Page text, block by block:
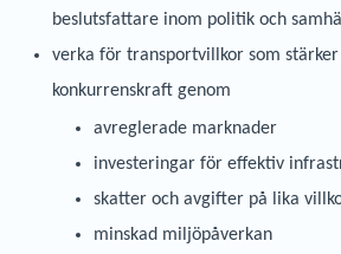
beslutsfattare inom politik och
verka för transportvillkor som
konkurrenskraft genom
avreglerade marknader
investeringar för effektiv
skatter och avgifter på lika
minskad miljöpåverkan